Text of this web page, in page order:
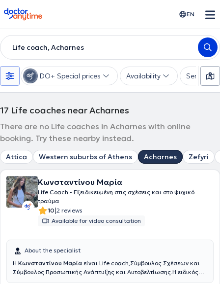
doctoranytime EN
Life coach, Acharnes
DO+ Special prices Availability Services
17 Life coaches near Acharnes
There are no Life coaches in Acharnes with online
booking. Try these nearby instead.
Attica Western suburbs of Athens Acharnes Zefyri
Κωνσταντίνου Μαρία
Life Coach - Eξειδικευμένη στις σχέσεις και στο ψυχικό
τραύμα
10|2 reviews
Available for video consultation
About the specialist
Η Κωνσταντίνου Μαρία είναι Life coach,Σύμβουλος Σχέσεων και
Σύμβουλος Προσωπικής Ανάπτυξης και Αυτοβελτίωσης.Η ειδικός